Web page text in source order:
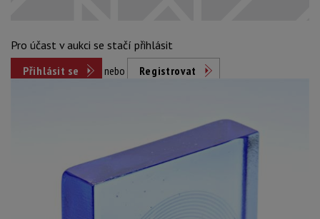
Pro účast v aukci se stačí přihlásit
Přihlásit se
nebo Registrovat